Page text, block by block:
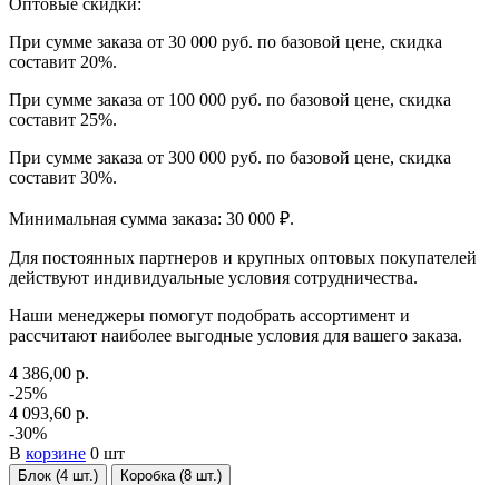
При сумме заказа от 30 000 руб. по базовой цене, скидка
составит 20%.
При сумме заказа от 100 000 руб. по базовой цене, скидка
составит 25%.
При сумме заказа от 300 000 руб. по базовой цене, скидка
составит 30%.
Минимальная сумма заказа: 30 000 ₽.
Для постоянных партнеров и крупных оптовых покупателей
действуют индивидуальные условия сотрудничества.
Наши менеджеры помогут подобрать ассортимент и
рассчитают наиболее выгодные условия для вашего заказа.
4 386,00 р.
-25%
4 093,60 р.
-30%
В корзине 0 шт
Блок (4 шт.) Коробка (8 шт.)